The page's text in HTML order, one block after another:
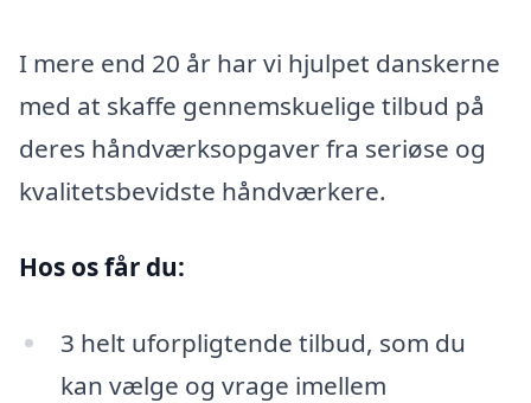
I mere end 20 år har vi hjulpet danskerne
med at skaffe gennemskuelige tilbud på
deres håndværksopgaver fra seriøse og
kvalitetsbevidste håndværkere.
Hos os får du:
3 helt uforpligtende tilbud, som du
kan vælge og vrage imellem